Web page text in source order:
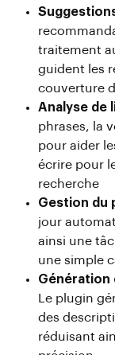
traitement
guident les
couverture
Analyse de
phrases, la
pour aider
écrire pour
recherche
Gestion du
jour
ainsi une
une simple
Génération
Le plugin
des
réduisant